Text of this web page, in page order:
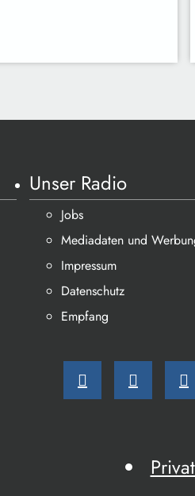
Unser Radio
Jobs
Mediadaten und
Impressum
Datenschutz
Empfang